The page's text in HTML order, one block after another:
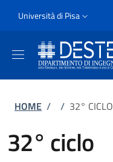
Slim
Università di Pisa
Breadcrumb
HOME / / 32° CICLO
32° ciclo